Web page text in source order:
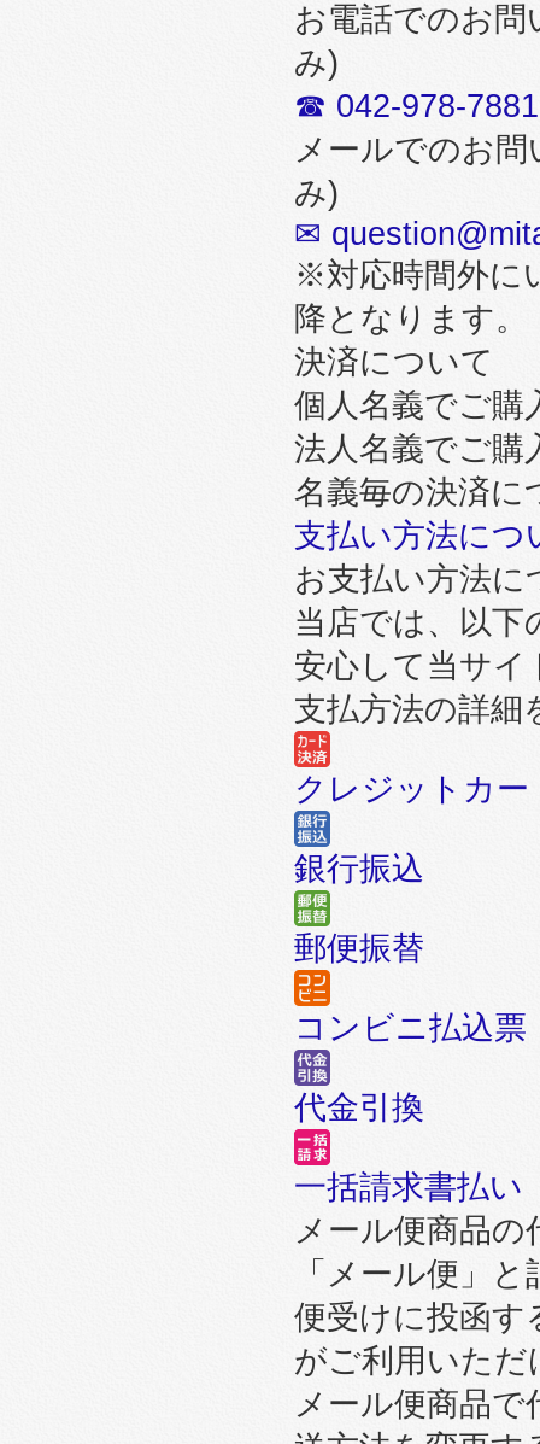
お電話でのお
み)
☎ 042-978-7881
メールでのお
み)
✉
※対応時間外に
降となります。
決済について
個人名義でご購
法人名義でご購
名義毎の決済に
支払い方法につ
お支払い方法に
当店では、以
安心して当サイ
支払方法の詳細
クレジットカー
銀行振込
郵便振替
コンビニ払込票
代金引換
一括請求書払い
メール便商品の
「メール便」
便受けに投函す
がご利用いただ
メール便商品で